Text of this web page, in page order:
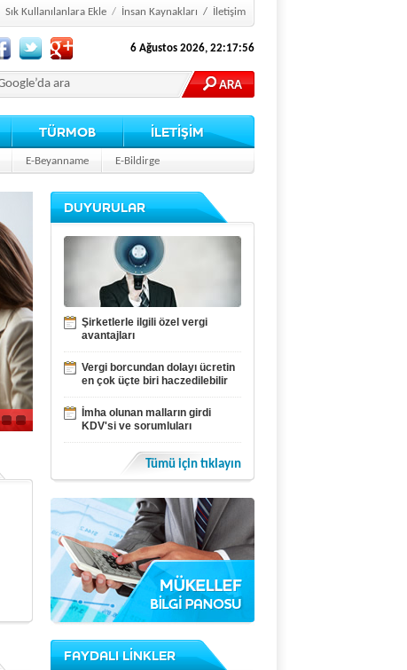
Sık Kullanılanlara Ekle / İnsan Kaynakları / İletişim
6 Ağustos 2026, 22:17:56
TÜRMOB İLETİŞİM
E-Beyanname E-Bildirge
DUYURULAR
Şirketlerle ilgili özel vergi
avantajları
Vergi borcundan dolayı ücretin
en çok üçte biri haczedilebilir
İmha olunan malların girdi
KDV'si ve sorumluları
Tümü için tıklayın
FAYDALI LİNKLER